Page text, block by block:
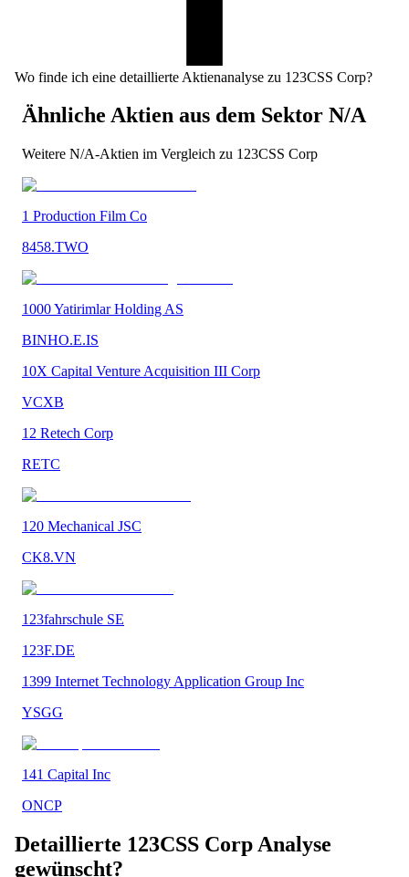
Wo finde ich eine detaillierte Aktienanalyse zu 123CSS Corp?
Ähnliche Aktien aus dem Sektor N/A
Weitere N/A-Aktien im Vergleich zu 123CSS Corp
1 Production Film Co
8458.TWO
1000 Yatirimlar Holding AS
BINHO.E.IS
10X Capital Venture Acquisition III Corp
VCXB
12 Retech Corp
RETC
120 Mechanical JSC
CK8.VN
123fahrschule SE
123F.DE
1399 Internet Technology Application Group Inc
YSGG
141 Capital Inc
ONCP
Detaillierte 123CSS CorpAnalyse
gewünscht?